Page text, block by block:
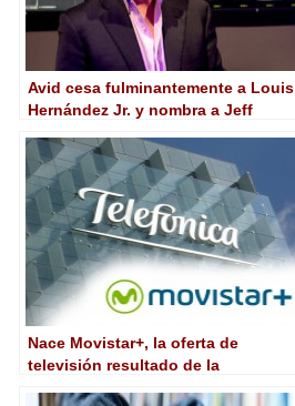
Avid cesa fulminantemente a Louis
Hernández Jr. y nombra a Jeff
Nace Movistar+, la oferta de
televisión resultado de la